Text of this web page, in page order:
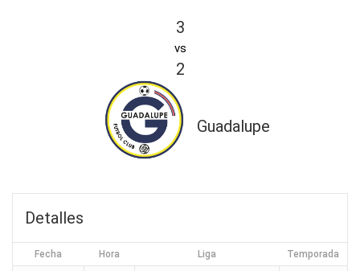
3
vs
2
Guadalupe
Detalles
Fecha Hora Liga Temporada